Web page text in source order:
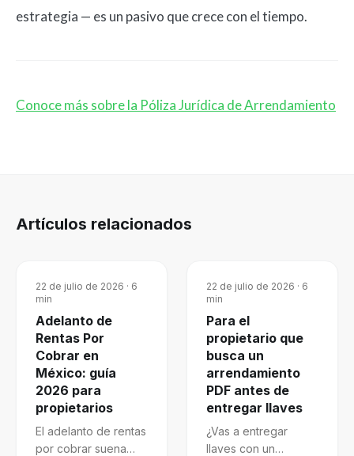
estrategia — es un pasivo que crece con el tiempo.
Conoce más sobre la Póliza Jurídica de Arrendamiento
Artículos relacionados
22 de julio de 2026 · 6
min
Adelanto de
Rentas Por
Cobrar en
México: guía
2026 para
propietarios
El adelanto de rentas
por cobrar suena
22 de julio de 2026 · 6
min
Para el
propietario que
busca un
arrendamiento
PDF antes de
entregar llaves
¿Vas a entregar
llaves con un